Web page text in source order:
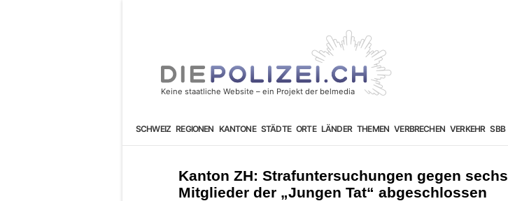
SCHWEIZ REGIONEN KANTONE STÄDTE ORTE LÄNDER THEMEN VERBRECHEN VERKEHR SBB
Kanton ZH: Strafuntersuchungen gegen sechs
Mitglieder der „Jungen Tat“ abgeschlossen